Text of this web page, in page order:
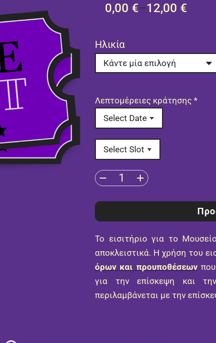
0,00 €–12,00 €
Ηλικία
Λεπτομέρειες κράτησης *
Το εισιτήριο για το
αποκλειστικά. Η χρήση του
όρων και προυποθέσεωνπου
για την επίσκεψη και
περιλαμβάνεται με την